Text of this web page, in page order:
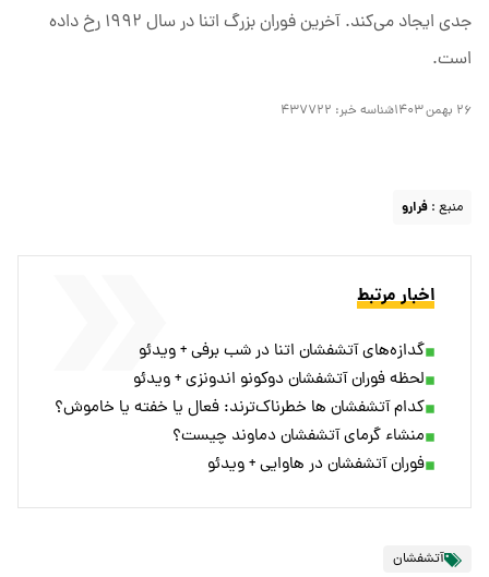
جدی ایجاد می‌کند. آخرین فوران بزرگ اتنا در سال ۱۹۹۲ رخ داده
است.
۲۶ بهمن ۱۴۰۳ شناسه خبر: ۴۳۷۷۲۲
منبع : فرارو
اخبار مرتبط
گدازه‌های آتشفشان اتنا در شب برفی + ویدئو
لحظه فوران آتشفشان دوکونو اندونزی + ویدئو
کدام آتشفشان ها خطرناک‌ترند: فعال یا خفته یا خاموش؟
منشاء گرمای آتشفشان دماوند چیست؟
فوران آتشفشان در هاوایی + ویدئو
آتشفشان